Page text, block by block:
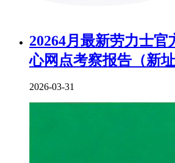
20264月最新劳力士官
心网点考察报告（新址
2026-03-31